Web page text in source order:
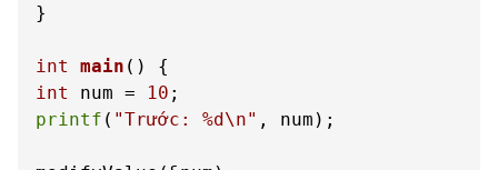
}
int main ()
int
num = 10
printf ( "Trước: %d\n" , num);